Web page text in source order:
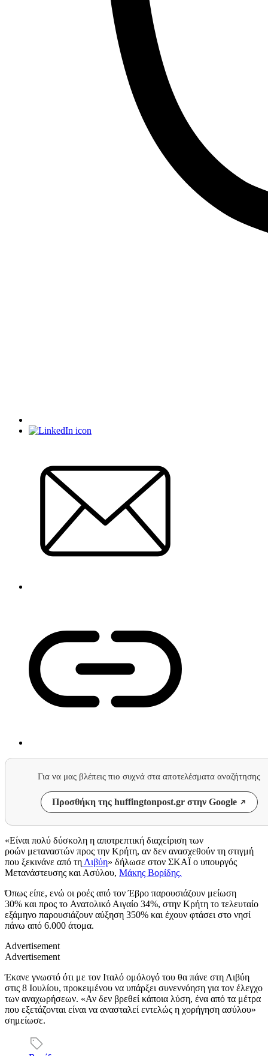
Για να μας βλέπεις πιο συχνά στα αποτελέσματα αναζήτησης
Προσθήκη της huffingtonpost.gr στην Google
«Είναι πολύ δύσκολη η αποτρεπτική διαχείριση των
ροών μεταναστών προς την Κρήτη, αν δεν ανασχεθούν τη στιγμή
που ξεκινάνε από τη Λιβύη» δήλωσε στον ΣΚΑΪ ο υπουργός
Μετανάστευσης και Ασύλου, Μάκης Βορίδης.
Όπως είπε, ενώ οι ροές από τον Έβρο παρουσιάζουν μείωση
30% και προς το Ανατολικό Αιγαίο 34%, στην Κρήτη το τελευταίο
εξάμηνο παρουσιάζουν αύξηση 350% και έχουν φτάσει στο νησί
πάνω από 6.000 άτομα.
Advertisement
Advertisement
Έκανε γνωστό ότι με τον Ιταλό ομόλογό του θα πάνε στη Λιβύη
στις 8 Ιουλίου, προκειμένου να υπάρξει συνεννόηση για τον έλεγχο
των αναχωρήσεων. «Αν δεν βρεθεί κάποια λύση, ένα από τα μέτρα
που εξετάζονται είναι να ανασταλεί εντελώς η χορήγηση ασύλου»
σημείωσε.